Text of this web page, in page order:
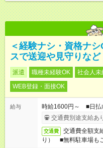
＜経験ナシ・資格ナ
スで送迎や見守りなど
派遣 職種未経験OK 社会人未
WEB登録・面接OK
給与
時給1600円～ ■日払
交通費別途支給あ
交通費
交通費全額支
り） ■無料駐車場も